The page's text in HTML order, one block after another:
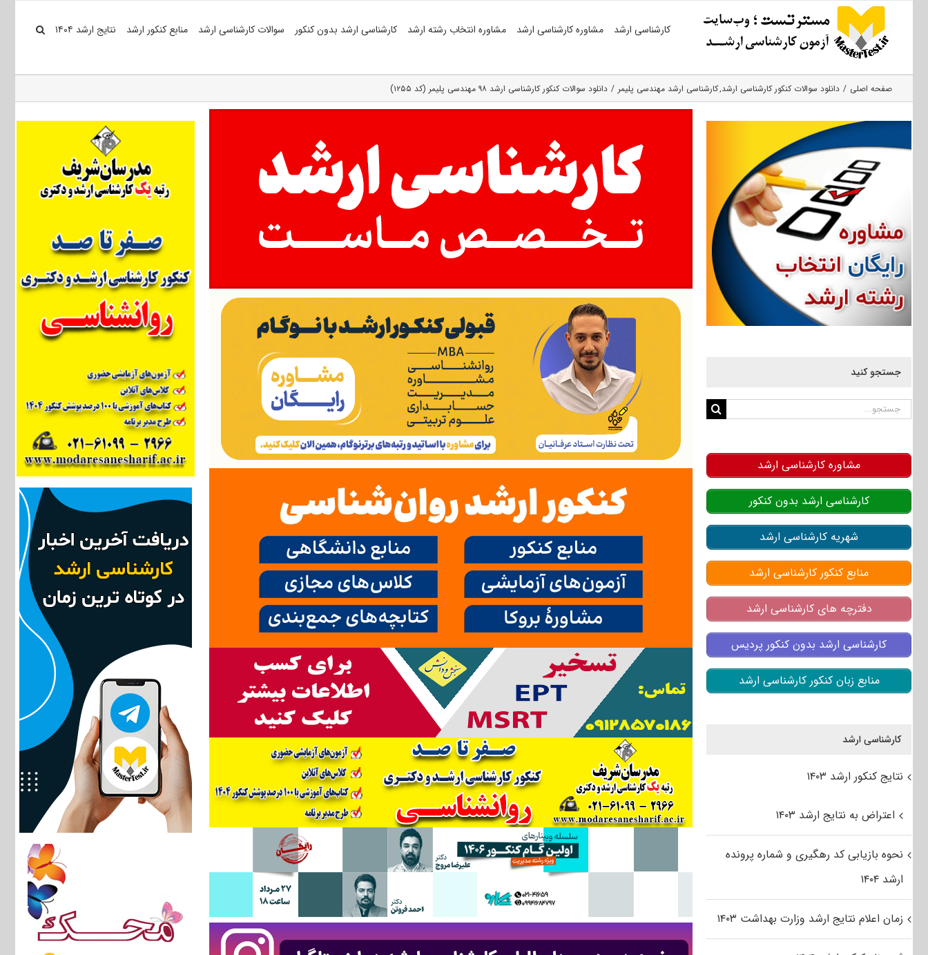
کارشناسی ارشد مشاوره کارشناسی ارشد مشاوره انتخاب رشته ارشد کارشناسی ارشد بدون کنکور سوالات کارشناسی ارشد منابع کنکور ارشد نتایج ارشد ۱۴۰۴
صفحه اصلی دانلود سوالات کنکور کارشناسی ارشد کارشناسی ارشد مهندسی پلیمر دانلود سوالات کنکور کارشناسی ارشد ۹۸ مهندسی پلیمر (کد ۱۲۵۵)
جستجو کنید
جستجو
مشاوره کارشناسی ارشد
کارشناسی ارشد بدون کنکور
شهریه کارشناسی ارشد
منابع کنکور کارشناسی ارشد
دفترچه های کارشناسی ارشد
کارشناسی ارشد بدون کنکور پردیس
منابع زبان کنکور کارشناسی ارشد
کارشناسی ارشد
نتایج کنکور ارشد ۱۴۰۳
اعتراض به نتایج ارشد ۱۴۰۳
نحوه بازیابی کد رهگیری و شماره پرونده
ارشد ۱۴۰۴
زمان اعلام نتایج ارشد وزارت بهداشت ۱۴۰۳